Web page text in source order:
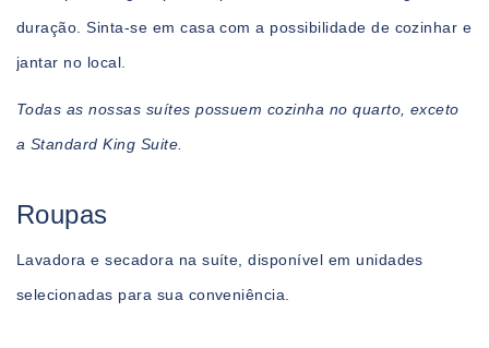
duração. Sinta-se em casa com a possibilidade de cozinhar e
jantar no local.
Todas as nossas suítes possuem cozinha no quarto, exceto
a Standard King Suite.
Roupas
Lavadora e secadora na suíte, disponível em unidades
selecionadas para sua conveniência.